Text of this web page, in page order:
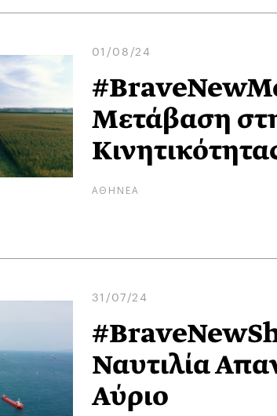
01/08/24
Μετάβαση
ΑΘΗΝΕΑ
31/07/24
Ναυτιλία
Αύριο